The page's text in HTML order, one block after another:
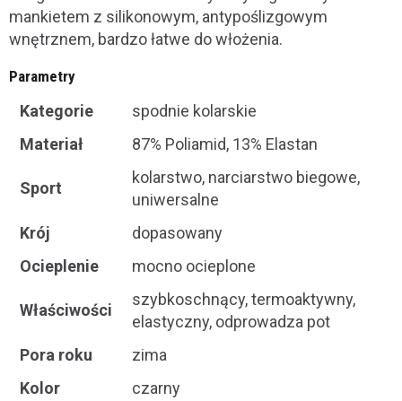
mankietem z silikonowym, antypoślizgowym
wnętrznem, bardzo łatwe do włożenia.
Parametry
Kategorie
spodnie kolarskie
Materiał
87% Poliamid, 13% Elastan
Sport
kolarstwo, narciarstwo biegowe,
uniwersalne
Krój
dopasowany
Ocieplenie
mocno ocieplone
Właściwości
szybkoschnący, termoaktywny,
elastyczny, odprowadza pot
Pora roku
zima
Kolor
czarny